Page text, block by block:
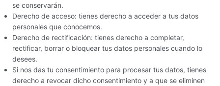
se conservarán.
Derecho de acceso: tienes derecho a acceder a tus datos
personales que conocemos.
Derecho de rectificación: tienes derecho a completar,
rectificar, borrar o bloquear tus datos personales cuando lo
desees.
Si nos das tu consentimiento para procesar tus datos, tienes
derecho a revocar dicho consentimiento y a que se eliminen